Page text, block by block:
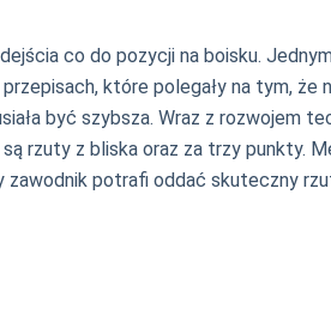
co do pozycji na boisku.
które polegały na tym,
być szybsza. Wraz z
rzuty z bliska oraz za trzy punkty.
potrafi oddać skuteczny